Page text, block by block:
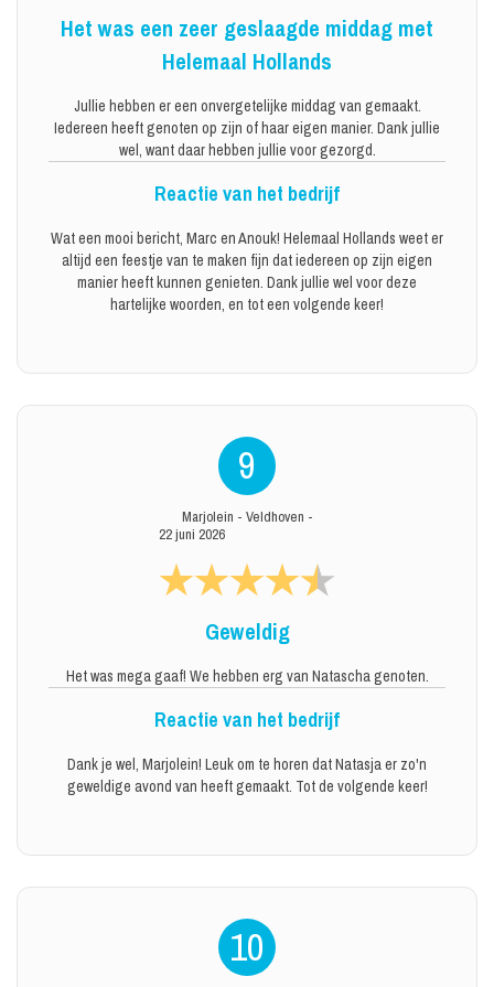
Het was een zeer geslaagde middag met
Helemaal Hollands
Jullie hebben er een onvergetelijke middag van gemaakt.
Iedereen heeft genoten op zijn of haar eigen manier. Dank jullie
wel, want daar hebben jullie voor gezorgd.
Reactie van het bedrijf
Wat een mooi bericht, Marc en Anouk! Helemaal Hollands weet er
altijd een feestje van te maken fijn dat iedereen op zijn eigen
manier heeft kunnen genieten. Dank jullie wel voor deze
hartelijke woorden, en tot een volgende keer!
9
Marjolein - Veldhoven -
22 juni 2026
Geweldig
Het was mega gaaf! We hebben erg van Natascha genoten.
Reactie van het bedrijf
Dank je wel, Marjolein! Leuk om te horen dat Natasja er zo'n
geweldige avond van heeft gemaakt. Tot de volgende keer!
10